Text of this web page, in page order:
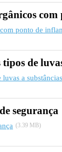
ponto de
tipos de
a
segurança
(3.39 MB)